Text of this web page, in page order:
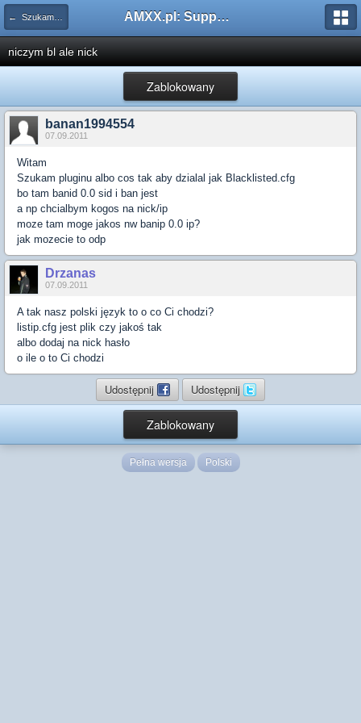
← Szukam pluginu AMXX.pl: Support AMX Mod X i SourceMod
niczym bl ale nick
Zablokowany
banan1994554
07.09.2011
Witam
Szukam pluginu albo cos tak aby dzialal jak Blacklisted.cfg
bo tam banid 0.0 sid i ban jest
a np chcialbym kogos na nick/ip
moze tam moge jakos nw banip 0.0 ip?
jak mozecie to odp
Drzanas
07.09.2011
A tak nasz polski język to o co Ci chodzi?
listip.cfg jest plik czy jakoś tak
albo dodaj na nick hasło
o ile o to Ci chodzi
Udostępnij Udostępnij
Zablokowany
Pełna wersja Polski